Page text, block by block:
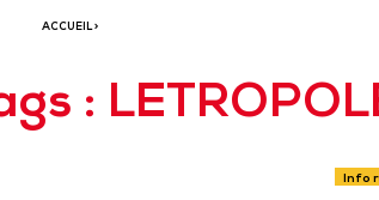
ACCUEIL>
:
Info